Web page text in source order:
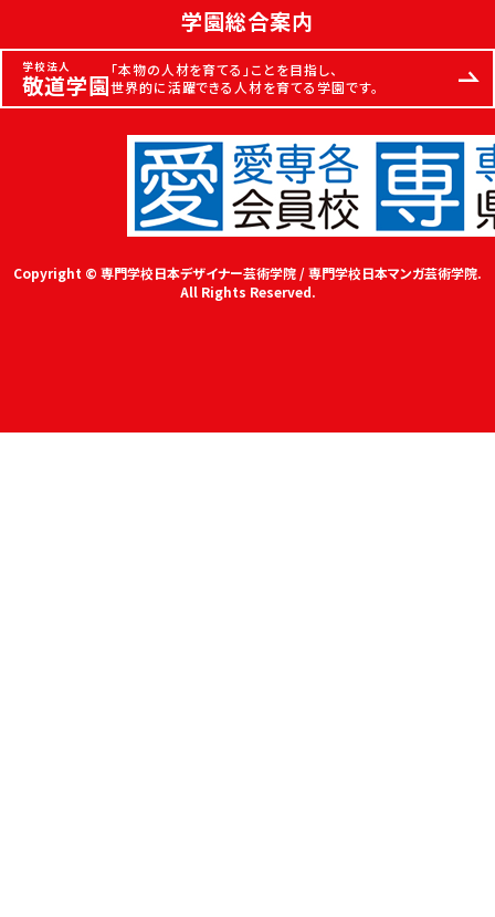
学園総合案内
学校法人
敬道学園「本物の人材を育てる」ことを目指し、
世界的に活躍できる人材を育てる学園です。
Copyright © 専門学校日本デザイナー芸術学院 / 専門学校日本マンガ芸術学院.
All Rights Reserved.